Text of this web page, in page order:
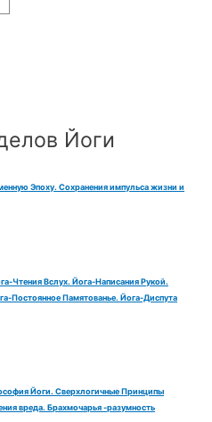
Йоги
Эпоху. Сохранения импульса жизни и
Чтения Вслух. Йога-Написания Рукой.
Постоянное Памятованье. Йога-Диспута
Йоги. Сверхлогичные Принципы
вреда. Брахмочарья -разумность